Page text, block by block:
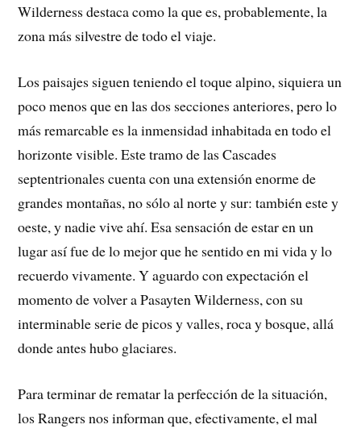
Wilderness destaca como la que es, probablemente, la
zona más silvestre de todo el viaje.
Los paisajes siguen teniendo el toque alpino, siquiera un
poco menos que en las dos secciones anteriores, pero lo
más remarcable es la inmensidad inhabitada en todo el
horizonte visible. Este tramo de las Cascades
septentrionales cuenta con una extensión enorme de
grandes montañas, no sólo al norte y sur: también este y
oeste, y nadie vive ahí. Esa sensación de estar en un
lugar así fue de lo mejor que he sentido en mi vida y lo
recuerdo vivamente. Y aguardo con expectación el
momento de volver a Pasayten Wilderness, con su
interminable serie de picos y valles, roca y bosque, allá
donde antes hubo glaciares.
Para terminar de rematar la perfección de la situación,
los Rangers nos informan que, efectivamente, el mal